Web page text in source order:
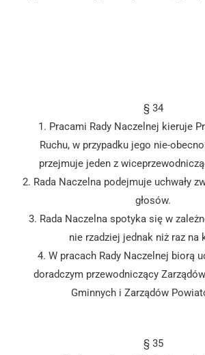
§ 34
1. Pracami Rady Naczelnej kieruje
Ruchu, w przypadku jego nie-
przejmuje jeden z
2. Rada Naczelna podejmuje uchwały
głosów.
3. Rada Naczelna spotyka się w
nie rzadziej jednak niż raz na
4. W pracach Rady Naczelnej biorą
doradczym przewodniczący
Gminnych i Zarządów
§ 35